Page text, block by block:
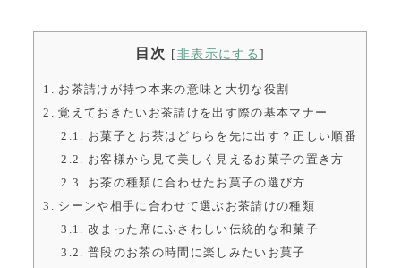
目次 [非表示にする]
1. お茶請けが持つ本来の意味と大切な役割
2. 覚えておきたいお茶請けを出す際の基本マナー
2.1. お菓子とお茶はどちらを先に出す？正しい順番
2.2. お客様から見て美しく見えるお菓子の置き方
2.3. お茶の種類に合わせたお菓子の選び方
3. シーンや相手に合わせて選ぶお茶請けの種類
3.1. 改まった席にふさわしい伝統的な和菓子
3.2. 普段のお茶の時間に楽しみたいお菓子